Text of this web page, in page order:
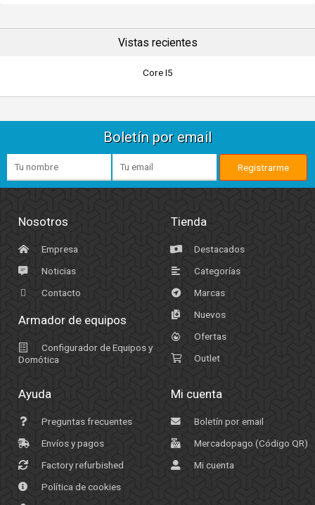
Vistas recientes
Core I5
Boletín por email
Nosotros
Empresa
Noticias
Contacto
Armador de equipos
Configurador de Equipos y
Domótica
Tienda
Destacados
Categorías
Marcas
Nuevos
Ofertas
Outlet
Ayuda
Preguntas frecuentes
Envíos y pagos
Factory refurbished
Política de cookies
Mi cuenta
Boletín por email
Mercadopago (Código QR)
Mi cuenta